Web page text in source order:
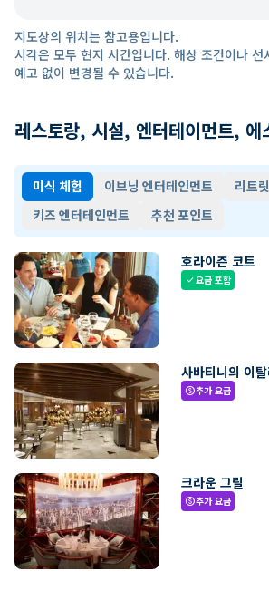
지도상의 위치는 참고용입니다.
시각은 모두 현지 시간입니다. 해상 조건이나 선
예고 없이 변경될 수 있습니다.
레스토랑, 시설, 엔터테이먼트, 에
미식 체험 이브닝 엔터테인먼트
리트
키즈 엔터테인먼트
추천 포인트
호라이즌 코트
check요금 포함
사바티니의 이
paid추가 요금
크라운 그릴
paid추가 요금